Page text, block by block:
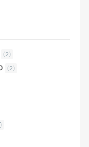
(2)
(2)